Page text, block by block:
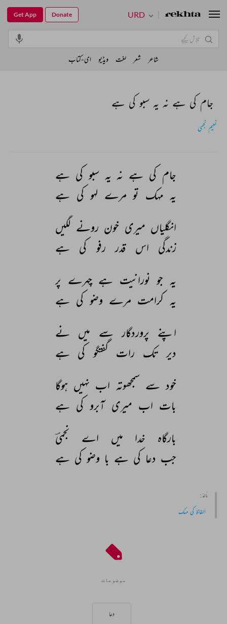
جام کی ہے نہ یہ سبو کی ہے
نعیم نجمی
جام کی ہے نہ یہ سبو کی ہے
یہ مہک تو مرے لہو کی ہے
انگلیاں میری خون رونے لگیں
زندگی
اس قدر رفو کی
ہے
یہ جو نورانیت ہے چہرے پر
یہ کرامت مرے وضو کی ہے
اپنے پروردگار سے میں نے
دیر تک رات گفتگو کی ہے
خود سے سمجھوتہ اب نہیں ہوگا
بات اب میری آبرو کی ہے
بارگاہ
خدا میں اے
نجمیؔ
جب دعا کی ہے با وضو کی ہے
مأخذ :
الفاظ کی مہک
موضوعات
دعا
URD
Get App Donate
شاعر شعر لغت ویڈیو ای-کتاب